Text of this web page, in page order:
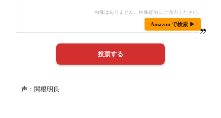
Amazon で検索 ▶
声：関根明良